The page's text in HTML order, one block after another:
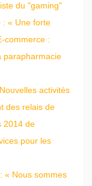
du "gaming"
: « Une forte
commerce :
parapharmacie
activités
des relais de
2014 de
pour les
« Nous sommes